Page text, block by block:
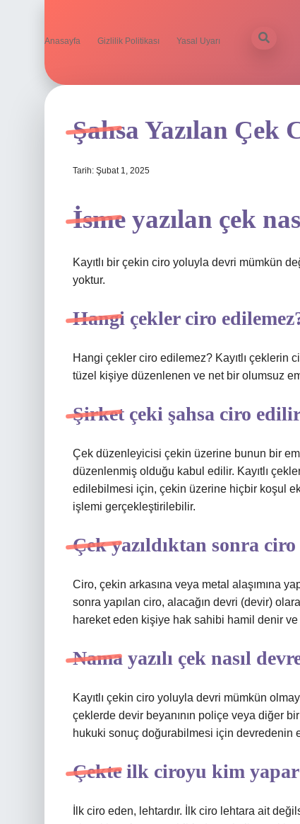
Anasayfa Gizlilik Politikası Yasal Uyarı
Şahsa Yazılan
Tarih: Şubat 1, 2025
İsme yazılan çek
Kayıtlı bir çekin ciro yoluyla devri mümkün
yoktur.
Hangi çekler ciro
Hangi çekler ciro edilemez? Kayıtlı çeklerin
tüzel kişiye düzenlenen ve net bir olumsuz
Şirket çeki şahsa ciro
Çek düzenleyicisi çekin üzerine bunun bir
düzenlenmiş olduğu kabul edilir. Kayıtlı
edilebilmesi için, çekin üzerine hiçbir koşul
işlemi gerçekleştirilebilir.
Çek yazıldıktan sonra
Ciro, çekin arkasına veya metal alaşımına
sonra yapılan ciro, alacağın devri (devir)
hareket eden kişiye hak sahibi hamil denir
Nama yazılı çek nasıl
Kayıtlı çekin ciro yoluyla devri mümkün
çeklerde devir beyanının poliçe veya diğer
hukuki sonuç doğurabilmesi için devredenin
Çekte ilk ciroyu kim
İlk ciro eden, lehtardır. İlk ciro lehtara ait